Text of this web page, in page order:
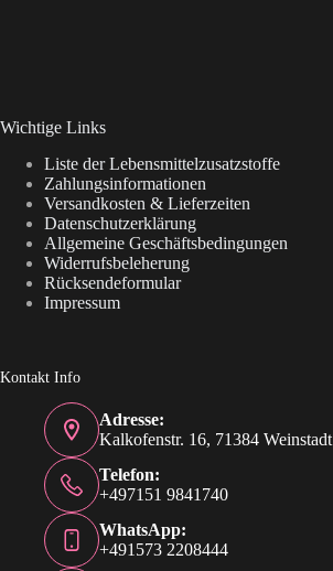
Wichtige Links
Liste der Lebensmittelzusatzstoffe
Zahlungsinformationen
Versandkosten & Lieferzeiten
Datenschutzerklärung
Allgemeine Geschäftsbedingungen
Widerrufsbeleherung
Rücksendeformular
Impressum
Kontakt Info
Adresse:
Kalkofenstr. 16, 71384 Weinstadt
Telefon:
+497151 9841740
WhatsApp:
+491573 2208444